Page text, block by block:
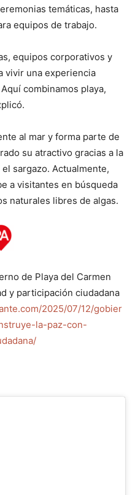
temáticas, hasta
equipos de trabajo.
equipos corporativos y
vivir una experiencia
combinamos playa,
al mar y forma parte de
su atractivo gracias a la
sargazo. Actualmente,
a visitantes en búsqueda
naturales libres de algas.
de Playa del Carmen
y participación ciudadana
2025/07/12/gobier
la-paz-con-